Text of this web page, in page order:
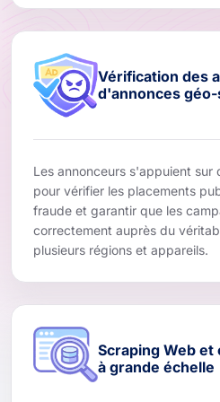
Vérification des
d'annonces
Les annonceurs s'appuient sur
pour vérifier les placements
fraude et garantir que les
correctement auprès du
plusieurs régions et appareils.
Scraping Web
à grande échelle